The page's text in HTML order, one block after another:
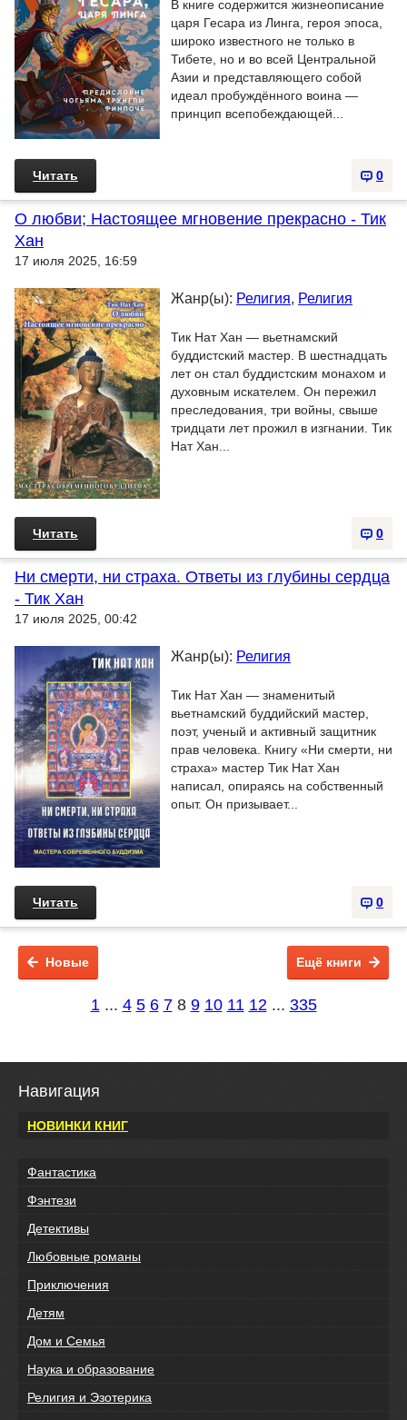
В книге содержится жизнеописание
царя Гесара из Линга, героя эпоса,
широко известного не только в
Тибете, но и во всей Центральной
Азии и представляющего собой
идеал пробуждённого воина —
принцип всепобеждающей...
0
Читать
О любви; Настоящее мгновение прекрасно - Тик
Хан
17 июля 2025, 16:59
Жанр(ы): Религия, Религия
Тик Нат Хан — вьетнамский
буддистский мастер. В шестнадцать
лет он стал буддистским монахом и
духовным искателем. Он пережил
преследования, три войны, свыше
тридцати лет прожил в изгнании. Тик
Нат Хан...
0
Читать
Ни смерти, ни страха. Ответы из глубины сердца
- Тик Хан
17 июля 2025, 00:42
Жанр(ы): Религия
Тик Нат Хан — знаменитый
вьетнамский буддийский мастер,
поэт, ученый и активный защитник
прав человека. Книгу «Ни смерти, ни
страха» мастер Тик Нат Хан
написал, опираясь на собственный
опыт. Он призывает...
0
Читать
Новые Ещё книги
1 ... 4 5 6 7 8 9 10 11 12 ... 335
Навигация
НОВИНКИ КНИГ
Фантастика
Фэнтези
Детективы
Любовные романы
Приключения
Детям
Дом и Семья
Наука и образование
Религия и Эзотерика